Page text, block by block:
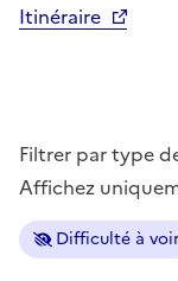
Itinéraire
Filtrer par type
Affichez
Difficulté à